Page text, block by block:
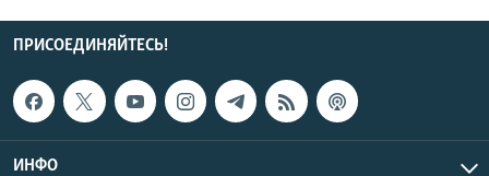
ПРИСОЕДИНЯЙТЕСЬ!
ИНФО